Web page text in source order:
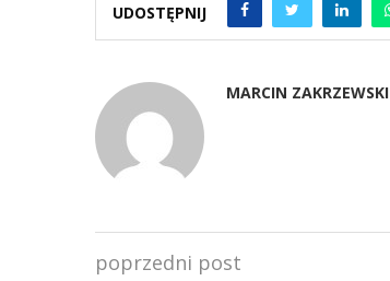
UDOSTĘPNIJ
MARCIN ZAKRZEWSKI
poprzedni post